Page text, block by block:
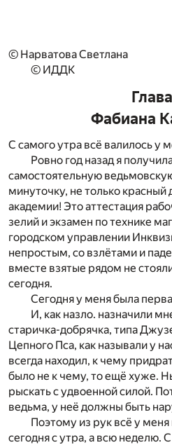
© Нарватова Светлана
© ИДДК
Фабиана
С самого утра всё валилось у
Ровно год назад я
самостоятельную
минуточку, не только
академии! Это аттестация
зелий и экзамен по технике
городском управлении
непростым, со взлётами и
вместе взятые рядом не
сегодня.
Сегодня у меня была
И, как назло. назначили
старичка-добрячка, типа
Цепного Пса, как называли у
всегда находил, к чему
было не к чему, то ещё хуже.
рыскать с удвоенной силой.
ведьма, у неё должны быть
Поэтому из рук всё у меня
сегодня с утра, а всю неделю.